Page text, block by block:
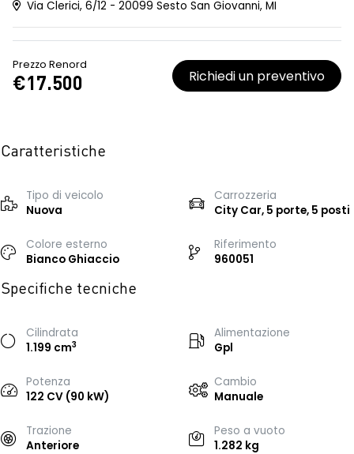
Via Clerici, 6/12 - 20099 Sesto San Giovanni, MI
Prezzo Renord
€17.500 Richiedi un preventivo
Caratteristiche
Tipo di veicolo
Nuova
Carrozzeria
City Car, 5 porte, 5 posti
Colore esterno
Bianco Ghiaccio
Riferimento
960051
Specifiche tecniche
Cilindrata
1.199 cm3
Alimentazione
Gpl
Potenza
122 CV (90 kW)
Cambio
Manuale
Trazione
Anteriore
Peso a vuoto
1.282 kg